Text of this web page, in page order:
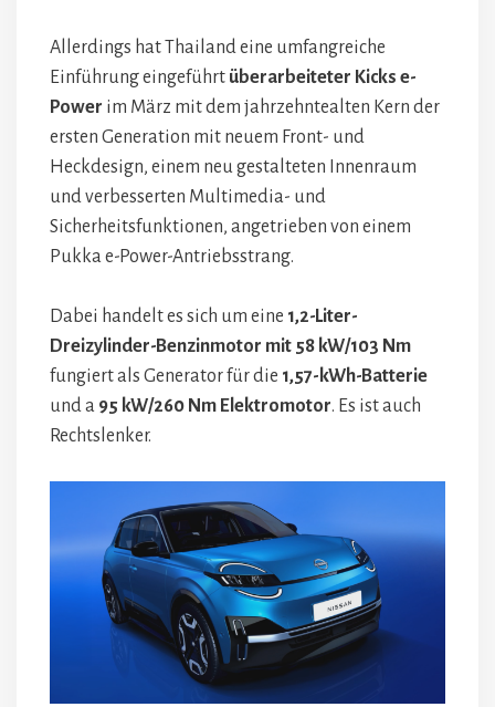
Allerdings hat Thailand eine umfangreiche
Einführung eingeführt überarbeiteter Kicks e-
Power im März mit dem jahrzehntealten Kern der
ersten Generation mit neuem Front- und
Heckdesign, einem neu gestalteten Innenraum
und verbesserten Multimedia- und
Sicherheitsfunktionen, angetrieben von einem
Pukka e-Power-Antriebsstrang.
Dabei handelt es sich um eine 1,2-Liter-
Dreizylinder-Benzinmotor mit 58 kW/103 Nm
fungiert als Generator für die 1,57-kWh-Batterie
und a 95 kW/260 Nm Elektromotor. Es ist auch
Rechtslenker.